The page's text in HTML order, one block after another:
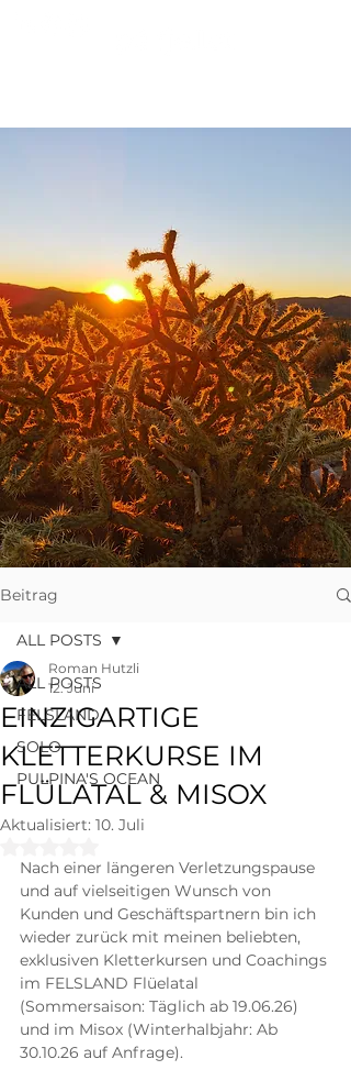
Beitrag
ALL POSTS
FELSLAND
SOLO
PULPINA'S OCEAN
ALL POSTS
EINZIGARTIGE
KLETTERKURSE IM
FLÜLATAL & MISOX
Roman Hutzli
12. Juni
Aktualisiert: 10. Juli
Nach einer längeren Verletzungspause
und auf vielseitigen Wunsch von
Kunden und Geschäftspartnern bin ich
wieder zurück mit meinen beliebten,
exklusiven Kletterkursen und Coachings
im FELSLAND Flüelatal
(Sommersaison: Täglich ab 19.06.26)
und im Misox (Winterhalbjahr: Ab
30.10.26 auf Anfrage).​